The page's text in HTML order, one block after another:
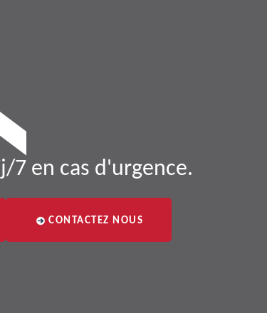
7 en cas d'urgence.
CONTACTEZ NOUS